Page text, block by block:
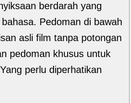
berdarah yang
Pedoman di bawah
asli film tanpa potongan
pedoman khusus untuk
perlu diperhatikan